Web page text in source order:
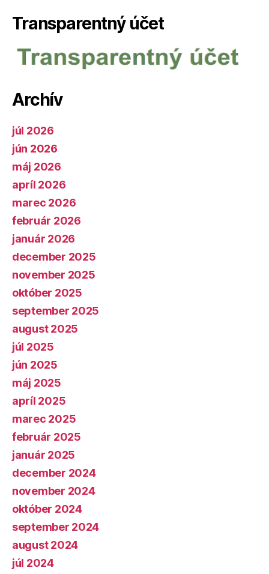
Transparentný účet
Archív
júl 2026
jún 2026
máj 2026
apríl 2026
marec 2026
február 2026
január 2026
december 2025
november 2025
október 2025
september 2025
august 2025
júl 2025
jún 2025
máj 2025
apríl 2025
marec 2025
február 2025
január 2025
december 2024
november 2024
október 2024
september 2024
august 2024
júl 2024